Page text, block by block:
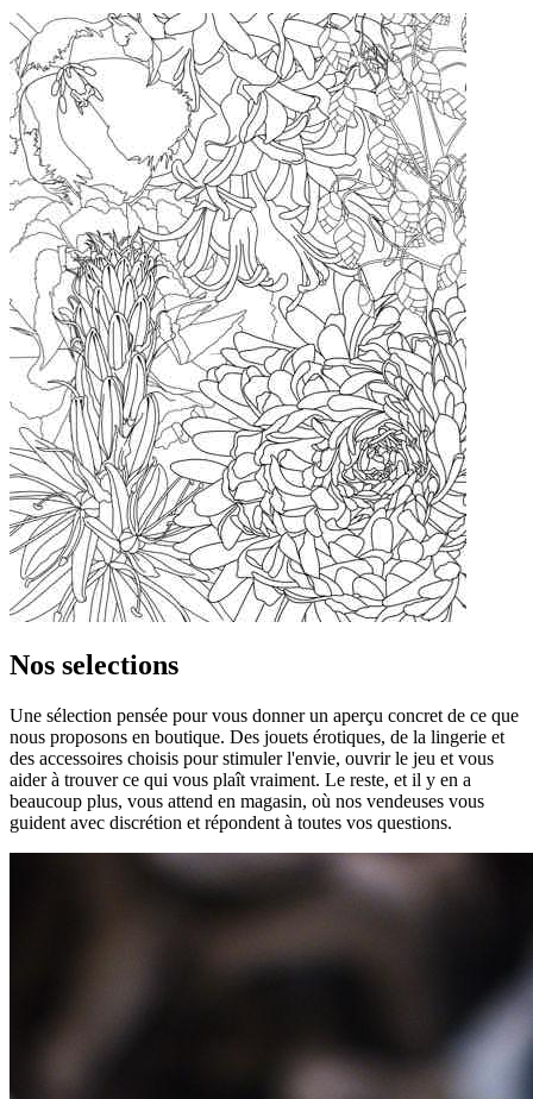
Nos selections
Une sélection pensée pour vous donner un aperçu concret de ce que
nous proposons en boutique. Des jouets érotiques, de la lingerie et
des accessoires choisis pour stimuler l'envie, ouvrir le jeu et vous
aider à trouver ce qui vous plaît vraiment. Le reste, et il y en a
beaucoup plus, vous attend en magasin, où nos vendeuses vous
guident avec discrétion et répondent à toutes vos questions.